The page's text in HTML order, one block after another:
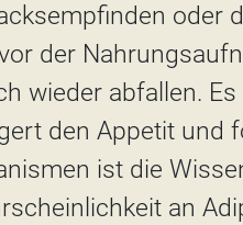
oder
der
wieder abfallen.
den Appetit und
ist die
an